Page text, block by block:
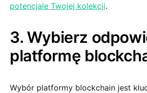
potencjale Twojej kolekcji.
3. Wybierz
platformę
Wybór platformy blockchain jest